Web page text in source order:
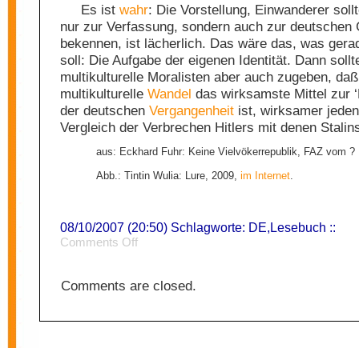
Es ist wahr: Die Vorstellung, Einwanderer
nur zur Verfassung, sondern auch zur deutschen
bekennen, ist lächerlich. Das wäre das, was
soll: Die Aufgabe der eigenen Identität. Dann
multikulturelle Moralisten aber auch zugeben,
multikulturelle Wandel das wirksamste Mittel zur
der deutschen Vergangenheit ist, wirksamer
Vergleich der Verbrechen Hitlers mit denen
aus: Eckhard Fuhr: Keine Vielvökerrepublik, FAZ vom ?
Abb.: Tintin Wulia: Lure, 2009, im Internet.
08/10/2007 (20:50) Schlagworte: DE,Lesebuch ::
Comments Offon
Comments are closed.